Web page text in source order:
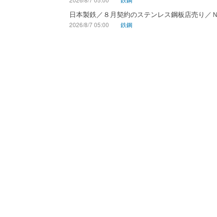
日本製鉄／８月契約のステンレス鋼板店売り／
2026/8/7 05:00 鉄鋼